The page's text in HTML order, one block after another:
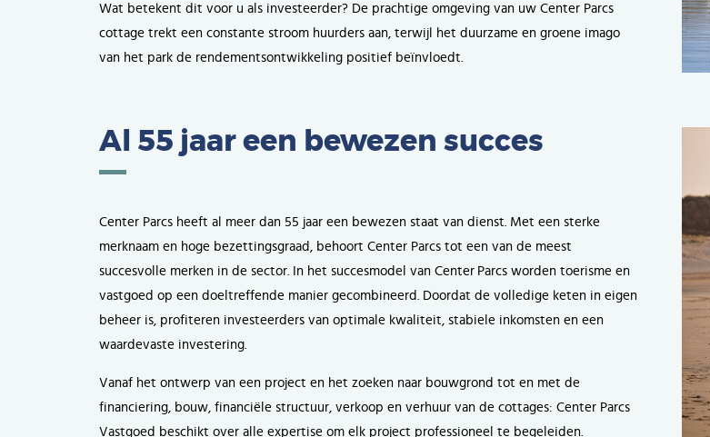
Wat betekent dit voor u als investeerder? De prachtige omgeving van uw Center Parcs
cottage trekt een constante stroom huurders aan, terwijl het duurzame en groene imago
van het park de rendementsontwikkeling positief beïnvloedt.
Al 55 jaar een bewezen succes
Center Parcs heeft al meer dan 55 jaar een bewezen staat van dienst. Met een sterke
merknaam en hoge bezettingsgraad, behoort Center Parcs tot een van de meest
succesvolle merken in de sector. In het succesmodel van Center Parcs worden toerisme en
vastgoed op een doeltreffende manier gecombineerd. Doordat de volledige keten in eigen
beheer is, profiteren investeerders van optimale kwaliteit, stabiele inkomsten en een
waardevaste investering.
Vanaf het ontwerp van een project en het zoeken naar bouwgrond tot en met de
financiering, bouw, financiële structuur, verkoop en verhuur van de cottages: Center Parcs
Vastgoed beschikt over alle expertise om elk project professioneel te begeleiden.